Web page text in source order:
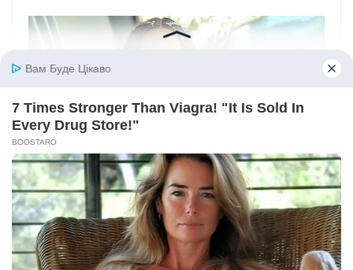
Вам Буде Цікаво
7 Times Stronger Than Viagra! "It Is Sold In
Every Drug Store!"
BOOSTARO